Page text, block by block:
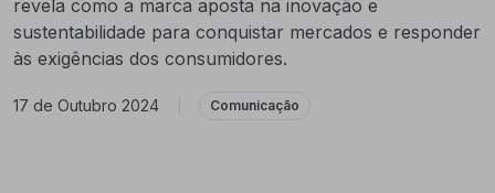
revela como a marca aposta na inovação e
sustentabilidade para conquistar mercados e responder
às exigências dos consumidores.
17 de Outubro 2024 Comunicação